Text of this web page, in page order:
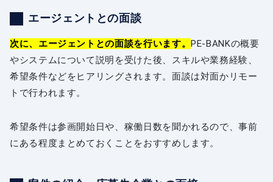
エージェントとの面談
次に、エージェントとの面談を行います。
PE-BANKの概要
やシステムについて説明を受けた後、スキルや業務経験、
希望条件などをヒアリングされます。面談は対面かリモー
トで行われます。
希望条件は参画開始日や、稼働日数を聞かれるので、事前
にある程度まとめておくことをおすすめします。